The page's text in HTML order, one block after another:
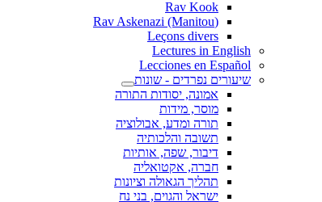
Rav Kook
(Rav Askenazi (Manitou
Leçons divers
Lectures in English
Lecciones en Español
שיעורים נפרדים - שונות
אמונה, יסודות התורה
מוסר, מידות
תורה ומדע, אבולוציה
תשובה והלכותיה
דיבור, שפה, אותיות
חברה, אקטואליה
תהליך הגאולה וציונות
ישראל והגוים, בני נח